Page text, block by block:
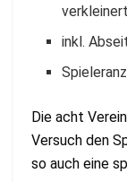
inkl.
Die acht
Versuch den
so auch eine